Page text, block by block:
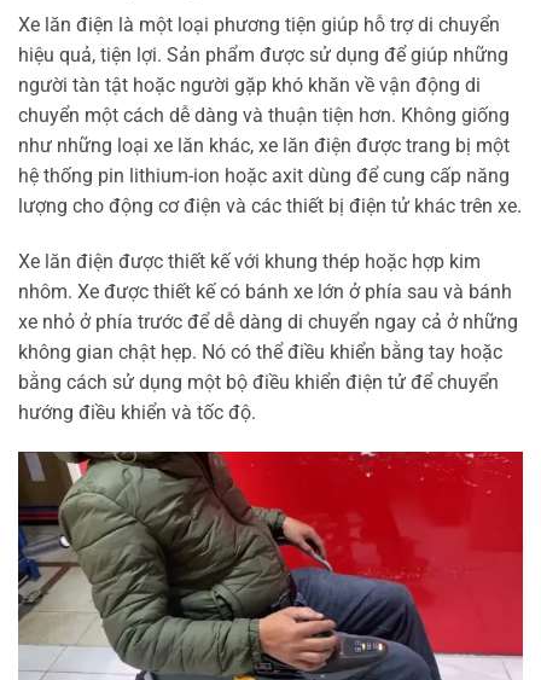
Xe lăn điện là một loại phương tiện giúp hỗ trợ di chuyển
hiệu quả, tiện lợi. Sản phẩm được sử dụng để giúp những
người tàn tật hoặc người gặp khó khăn về vận động di
chuyển một cách dễ dàng và thuận tiện hơn. Không giống
như những loại xe lăn khác, xe lăn điện được trang bị một
hệ thống pin lithium-ion hoặc axit dùng để cung cấp năng
lượng cho động cơ điện và các thiết bị điện tử khác trên xe.
Xe lăn điện được thiết kế với khung thép hoặc hợp kim
nhôm. Xe được thiết kế có bánh xe lớn ở phía sau và bánh
xe nhỏ ở phía trước để dễ dàng di chuyển ngay cả ở những
không gian chật hẹp. Nó có thể điều khiển bằng tay hoặc
bằng cách sử dụng một bộ điều khiển điện tử để chuyển
hướng điều khiển và tốc độ.